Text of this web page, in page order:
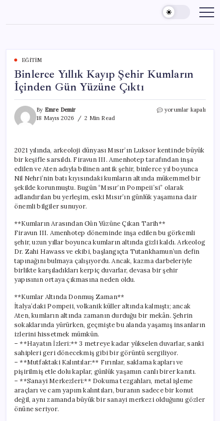
content
EĞITIM
Binlerce Yıllık Kayıp Şehir Kumların
İçinden Gün Yüzüne Çıktı
By Emre Demir
18 Mayıs 2026
2 Min Read
Binlerce
İçinden
Gün
Yüzüne
Çıktı
için
yorumlar kapalı
2021 yılında, arkeoloji dünyası Mısır’ın Luksor kentinde büyük
bir keşifle sarsıldı. Firavun III. Amenhotep tarafından inşa
edilen ve Aten adıyla bilinen antik şehir, binlerce yıl boyunca
Nil Nehri’nin batı kıyısındaki kumların altında mükemmel bir
şekilde korunmuştu. Bugün “Mısır’ın Pompeii’si” olarak
adlandırılan bu yerleşim, eski Mısır’ın günlük yaşamına dair
önemli bilgiler sunuyor.
**Kumların Arasından Gün Yüzüne Çıkan Tarih**
Firavun III. Amenhotep döneminde inşa edilen bu görkemli
şehir, uzun yıllar boyunca kumların altında gizli kaldı. Arkeolog
Dr. Zahi Hawass ve ekibi, başlangıçta Tutankhamun’un defin
tapınağını bulmaya çalışıyordu. Ancak, kazma darbeleriyle
birlikte karşıladıkları kerpiç duvarlar, devasa bir şehir
yapısının ortaya çıkmasına neden oldu.
**Kumlar Altında Donmuş Zaman**
İtalya’daki Pompeii, volkanik küller altında kalmıştı; ancak
Aten, kumların altında zamanın durduğu bir mekân. Şehrin
sokaklarında yürürken, geçmişte bu alanda yaşamış insanların
izlerini hissetmek mümkün.
– **Hayatın İzleri:** 3 metreye kadar yükselen duvarlar, sanki
sahipleri geri dönecekmiş gibi bir görüntü sergiliyor.
– **Mutfaktaki Kalıntılar:** Fırınlar, saklama kapları ve
pişirilmiş etle dolu kaplar, günlük yaşamın canlı birer kanıtı.
– **Sanayi Merkezleri:** Dokuma tezgahları, metal işleme
araçları ve cam yapım kalıntıları, buranın sadece bir konut
değil, aynı zamanda büyük bir sanayi merkezi olduğunu gözler
önüne seriyor.